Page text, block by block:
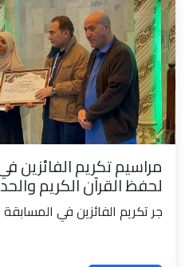
مراسيم تكريم الفائزين
لحفظ القرآن الكريم
جر تكريم الفائزين في المسابقة